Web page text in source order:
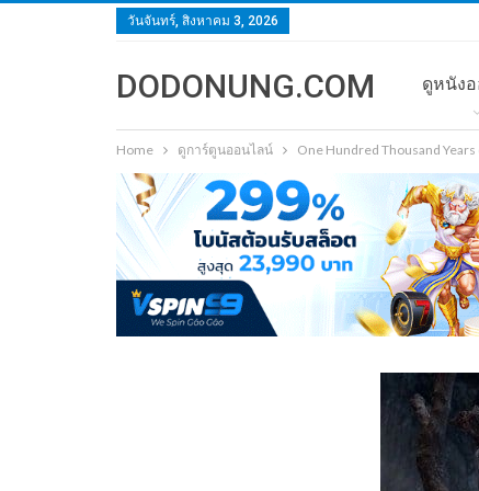
วันจันทร์, สิงหาคม 3, 2026
DODONUNG.COM ดูหนัง
Home ดูการ์ตูนออนไลน์ One Hundred Thousand